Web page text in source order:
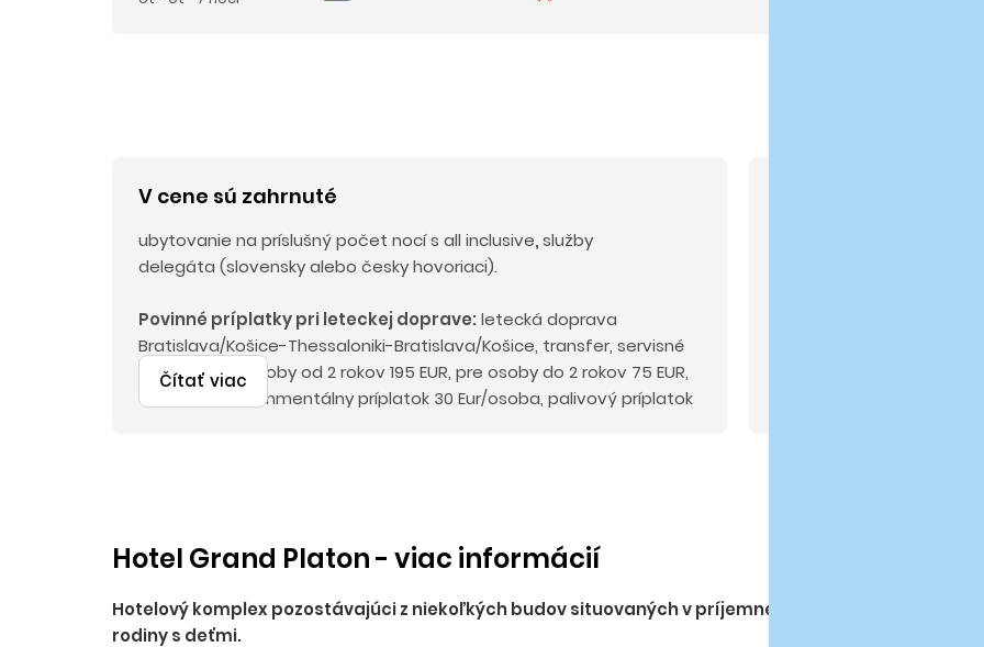
V cene sú zahrnuté
ubytovanie na príslušný počet nocí s all inclusive,služby
delegáta (slovensky alebo česky hovoriaci).
Povinné príplatky pri leteckej doprave:letecká doprava
Bratislava/Košice-Thessaloniki-Bratislava/Košice, transfer, servisné
poplatky pre osoby od 2 rokov 195 EUR, pre osoby do 2 rokov 75 EUR,
emiský a environmentálny príplatok 30 Eur/osoba, palivový príplatok
Čítať viac
Hotel Grand Platon - viac informácií
Hotelový komplex pozostávajúci z niekoľkých budov situovaných v príjemnej, udržiavanej záhrade,
rodiny s deťmi.